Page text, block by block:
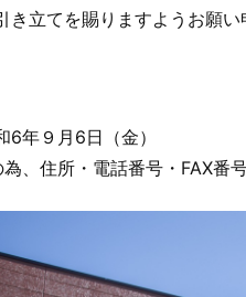
き立てを賜りますようお願い
6年９月 6日（金）
、住所・電話番号・ FAX番